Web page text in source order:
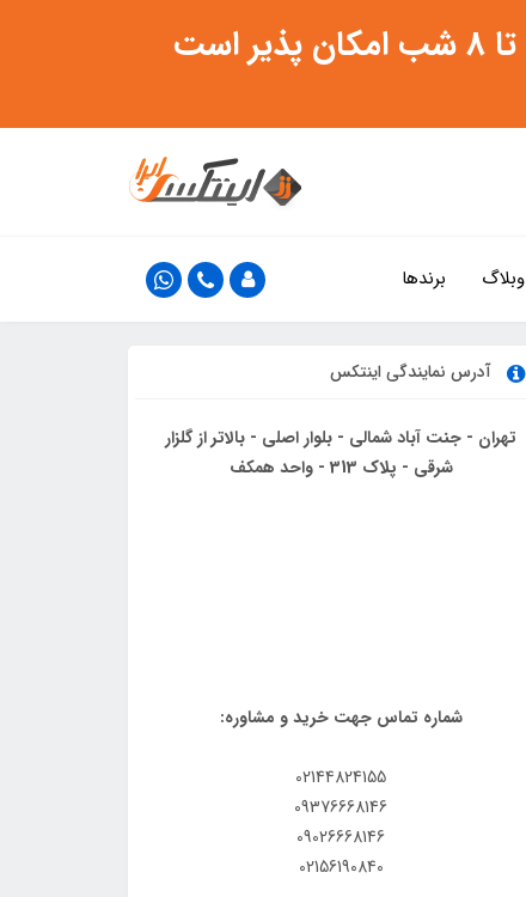
وبلاگ برندها
آدرس نمایندگی اینتکس
تهران - جنت آباد شمالی - بلوار اصلی - بالاتر از گلزار
شرقی - پلاک 313 - واحد همکف
شماره تماس جهت خرید و مشاوره:
02144824155
09376668146
09026668146
02156190840